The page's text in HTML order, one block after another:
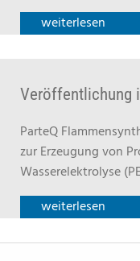
weiterlesen
Veröffentlichung
ParteQ
zur Erzeugung von
Wasserelektrolyse
weiterlesen